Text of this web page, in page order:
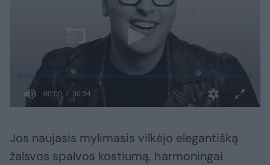
Jos naujasis mylimasis vilkėjo elegantišką
žalsvos spalvos kostiumą, harmoningai